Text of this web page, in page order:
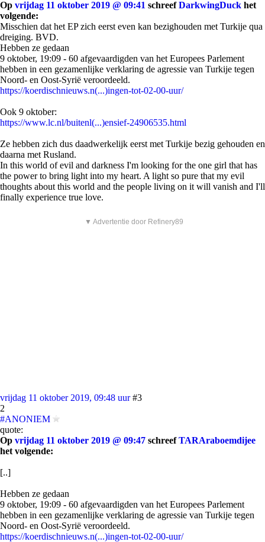
Op vrijdag 11 oktober 2019 @ 09:41 schreefDarkwingDuck het
volgende:
Misschien dat het EP zich eerst even kan bezighouden met Turkije qua
dreiging. BVD.
Hebben ze gedaan
9 oktober, 19:09 - 60 afgevaardigden van het Europees Parlement
hebben in een gezamenlijke verklaring de agressie van Turkije tegen
Noord- en Oost-Syrië veroordeeld.
https://koerdischnieuws.n(...)ingen-tot-02-00-uur/
Ook 9 oktober:
https://www.lc.nl/buitenl(...)ensief-24906535.html
Ze hebben zich dus daadwerkelijk eerst met Turkije bezig gehouden en
daarna met Rusland.
In this world of evil and darkness I'm looking for the one girl that has
the power to bring light into my heart. A light so pure that my evil
thoughts about this world and the people living on it will vanish and I'll
finally experience true love.
▼ Advertentie door Refinery89
vrijdag 11 oktober 2019, 09:48 uur #3
2
#ANONIEM
quote:
Op vrijdag 11 oktober 2019 @ 09:47 schreefTARAraboemdijee
het volgende:
[..]
Hebben ze gedaan
9 oktober, 19:09 - 60 afgevaardigden van het Europees Parlement
hebben in een gezamenlijke verklaring de agressie van Turkije tegen
Noord- en Oost-Syrië veroordeeld.
https://koerdischnieuws.n(...)ingen-tot-02-00-uur/